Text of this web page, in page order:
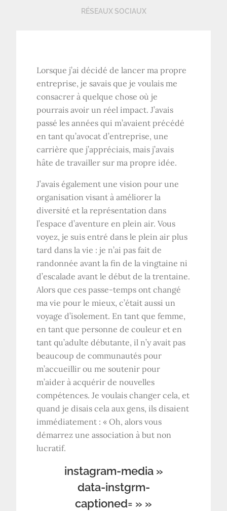
RÉSEAUX SOCIAUX
Lorsque j’ai décidé de lancer ma propre
entreprise, je savais que je voulais me
consacrer à quelque chose où je
pourrais avoir un réel impact. J’avais
passé les années qui m’avaient précédé
en tant qu’avocat d’entreprise, une
carrière que j’appréciais, mais j’avais
hâte de travailler sur ma propre idée.
J’avais également une vision pour une
organisation visant à améliorer la
diversité et la représentation dans
l’espace d’aventure en plein air. Vous
voyez, je suis entré dans le plein air plus
tard dans la vie : je n’ai pas fait de
randonnée avant la fin de la vingtaine ni
d’escalade avant le début de la trentaine.
Alors que ces passe-temps ont changé
ma vie pour le mieux, c’était aussi un
voyage d’isolement. En tant que femme,
en tant que personne de couleur et en
tant qu’adulte débutante, il n’y avait pas
beaucoup de communautés pour
m’accueillir ou me soutenir pour
m’aider à acquérir de nouvelles
compétences. Je voulais changer cela, et
quand je disais cela aux gens, ils disaient
immédiatement : « Oh, alors vous
démarrez une association à but non
lucratif.
instagram-media »
data-instgrm-
captioned= » »